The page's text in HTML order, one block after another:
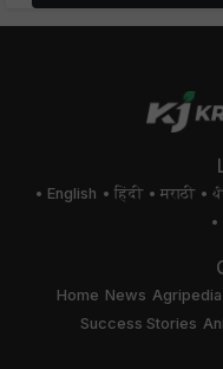
English हिंदी मराठी
Home News Agripedia
Success Stories